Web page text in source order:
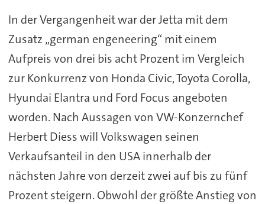
In der Vergangenheit war der Jetta mit dem
Zusatz „german engeneering“ mit einem
Aufpreis von drei bis acht Prozent im Vergleich
zur Konkurrenz von Honda Civic, Toyota Corolla,
Hyundai Elantra und Ford Focus angeboten
worden. Nach Aussagen von VW-Konzernchef
Herbert Diess will Volkswagen seinen
Verkaufsanteil in den USA innerhalb der
nächsten Jahre von derzeit zwei auf bis zu fünf
Prozent steigern. Obwohl der größte Anstieg von